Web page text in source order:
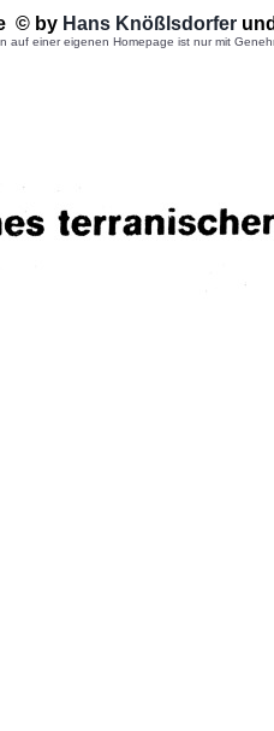
© by Hans Knößlsdorfer
auf einer eigenen Homepage ist nur mit